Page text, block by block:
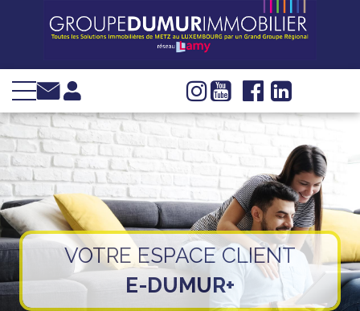
VENTE
LOCATION
INVESTIR
IMMOBILIER
D'ENTREPRISE
GESTION
SYNDIC
WEB TV
VOTRE ESPACE CLIENT
E-DUMUR+